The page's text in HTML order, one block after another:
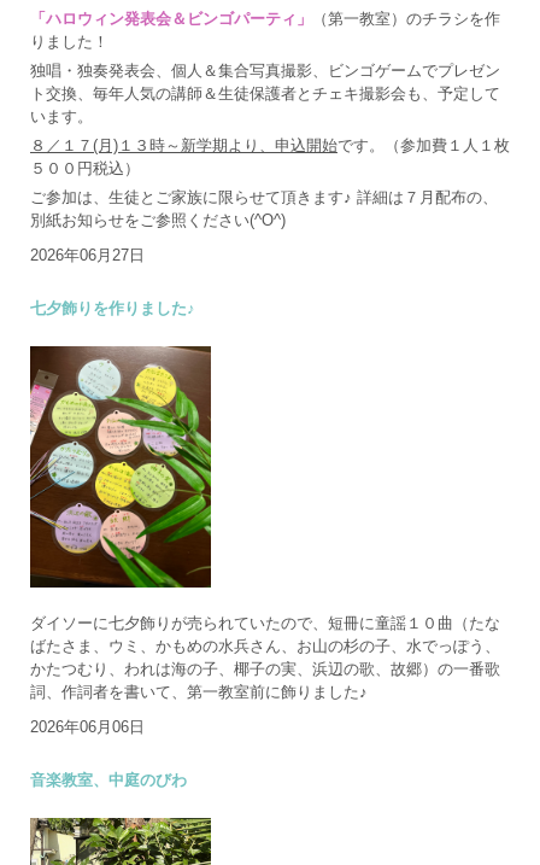
「ハロウィン発表会＆ビンゴパーティ」
（第一教室）のチラシを作
りました！
独唱・独奏発表会、個人＆集合写真撮影、ビンゴゲームでプレゼン
ト交換、毎年人気の講師＆生徒保護者とチェキ撮影会も、予定して
います。
８／１７(月)１３時～新学期より、申込開始です。（参加費１人１枚
５００円税込）
ご参加は、生徒とご家族に限らせて頂きます♪ 詳細は７月配布の、
別紙お知らせをご参照ください(^O^)
2026年06月27日
七夕飾りを作りました♪
ダイソーに七夕飾りが売られていたので、短冊に童謡１０曲（たな
ばたさま、ウミ、かもめの水兵さん、お山の杉の子、水でっぽう、
かたつむり、われは海の子、椰子の実、浜辺の歌、故郷）の一番歌
詞、作詞者を書いて、第一教室前に飾りました♪
2026年06月06日
音楽教室、中庭のびわ